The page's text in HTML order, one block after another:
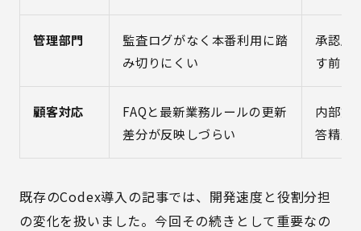
管理部門
監査ログがなく本番利用に踏
み切りにくい
承認履
す前提
顧客対応
FAQと最新業務ルールの更新
差分が反映しづらい
内部文
答精度
既存のCodex導入の記事では、開発速度と役割分担
の変化を扱いました。今回その続きとして重要なの